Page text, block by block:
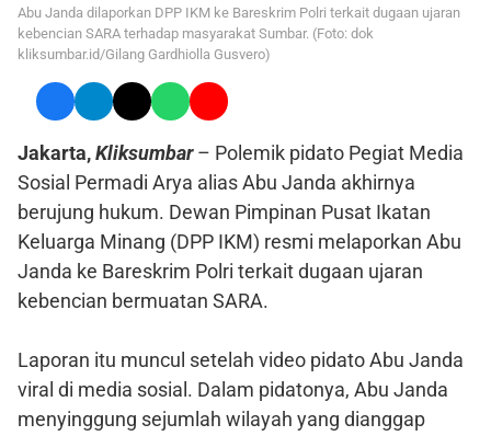
Abu Janda dilaporkan DPP IKM ke Bareskrim Polri terkait dugaan ujaran
kebencian SARA terhadap masyarakat Sumbar. (Foto: dok
kliksumbar.id/Gilang Gardhiolla Gusvero)
Jakarta,Kliksumbar– Polemik pidato Pegiat Media
Sosial Permadi Arya alias Abu Janda akhirnya
berujung hukum. Dewan Pimpinan Pusat Ikatan
Keluarga Minang (DPP IKM) resmi melaporkan Abu
Janda ke Bareskrim Polri terkait dugaan ujaran
kebencian bermuatan SARA.
Laporan itu muncul setelah video pidato Abu Janda
viral di media sosial. Dalam pidatonya, Abu Janda
menyinggung sejumlah wilayah yang dianggap